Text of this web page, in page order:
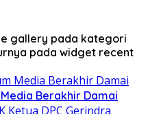
gallery pada kategori
pada widget recent
Berakhir Damai